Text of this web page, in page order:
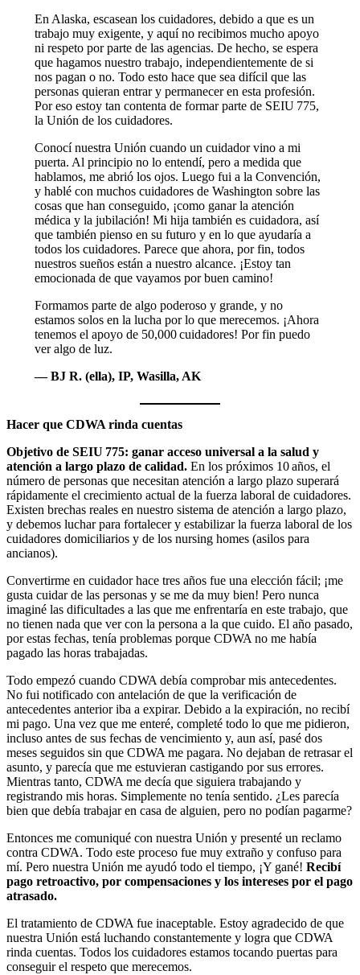
En Alaska, escasean los cuidadores, debido a que es un
trabajo muy exigente, y aquí no recibimos mucho apoyo
ni respeto por parte de las agencias. De hecho, se espera
que hagamos nuestro trabajo, independientemente de si
nos pagan o no. Todo esto hace que sea difícil que las
personas quieran entrar y permanecer en esta profesión.
Por eso estoy tan contenta de formar parte de SEIU 775,
la Unión de los cuidadores.
Conocí nuestra Unión cuando un cuidador vino a mi
puerta. Al principio no lo entendí, pero a medida que
hablamos, me abrió los ojos. Luego fui a la Convención,
y hablé con muchos cuidadores de Washington sobre las
cosas que han conseguido, ¡como ganar la atención
médica y la jubilación! Mi hija también es cuidadora, así
que también pienso en su futuro y en lo que ayudaría a
todos los cuidadores. Parece que ahora, por fin, todos
nuestros sueños están a nuestro alcance. ¡Estoy tan
emocionada de que vayamos por buen camino!
Formamos parte de algo poderoso y grande, y no
estamos solos en la lucha por lo que merecemos. ¡Ahora
tenemos el apoyo de 50,000 cuidadores! Por fin puedo
ver algo de luz.
— BJ R. (ella), IP, Wasilla, AK
Hacer que CDWA rinda cuentas
Objetivo de SEIU 775: ganar acceso universal a la salud y
atención a largo plazo de calidad. En los próximos 10 años, el
número de personas que necesitan atención a largo plazo superará
rápidamente el crecimiento actual de la fuerza laboral de cuidadores.
Existen brechas reales en nuestro sistema de atención a largo plazo,
y debemos luchar para fortalecer y estabilizar la fuerza laboral de los
cuidadores domiciliarios y de los nursing homes (asilos para
ancianos).
Convertirme en cuidador hace tres años fue una elección fácil; ¡me
gusta cuidar de las personas y se me da muy bien! Pero nunca
imaginé las dificultades a las que me enfrentaría en este trabajo, que
no tienen nada que ver con la persona a la que cuido. El año pasado,
por estas fechas, tenía problemas porque CDWA no me había
pagado las horas trabajadas.
Todo empezó cuando CDWA debía comprobar mis antecedentes.
No fui notificado con antelación de que la verificación de
antecedentes anterior iba a expirar. Debido a la expiración, no recibí
mi pago. Una vez que me enteré, completé todo lo que me pidieron,
incluso antes de sus fechas de vencimiento y, aun así, pasé dos
meses seguidos sin que CDWA me pagara. No dejaban de retrasar el
asunto, y parecía que me estuvieran castigando por sus errores.
Mientras tanto, CDWA me decía que siguiera trabajando y
registrando mis horas. Simplemente no tenía sentido. ¿Les parecía
bien que debía trabajar en casa de alguien, pero no podían pagarme?
Entonces me comuniqué con nuestra Unión y presenté un reclamo
contra CDWA. Todo este proceso fue muy extraño y confuso para
mí. Pero nuestra Unión me ayudó todo el tiempo, ¡Y gané! Recibí
pago retroactivo, por compensaciones y los intereses por el pago
atrasado.
El tratamiento de CDWA fue inaceptable. Estoy agradecido de que
nuestra Unión está luchando constantemente y logra que CDWA
rinda cuentas. Todos los cuidadores estamos tocando puertas para
conseguir el respeto que merecemos.